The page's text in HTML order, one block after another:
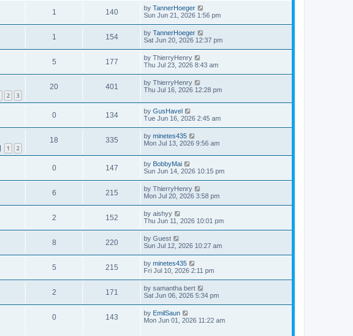
1 140 by TannerHoeger
Sun Jun 21, 2026 1:56 pm
1 154 by TannerHoeger
Sat Jun 20, 2026 12:37 pm
5 177 by ThierryHenry
Thu Jul 23, 2026 8:43 am
2 3
20 401 by ThierryHenry
Thu Jul 16, 2026 12:28 pm
0 134 by GusHavel
Tue Jun 16, 2026 2:45 am
1 2
18 335 by minetes435
Mon Jul 13, 2026 9:56 am
0 147 by BobbyMai
Sun Jun 14, 2026 10:15 pm
6 215 by ThierryHenry
Mon Jul 20, 2026 3:58 pm
2 152 by aishyy
Thu Jun 11, 2026 10:01 pm
8 220 by Guest
Sun Jul 12, 2026 10:27 am
5 215 by minetes435
Fri Jul 10, 2026 2:11 pm
2 171 by samantha bert
Sat Jun 06, 2026 5:34 pm
0 143 by EmilSaun
Mon Jun 01, 2026 11:22 am